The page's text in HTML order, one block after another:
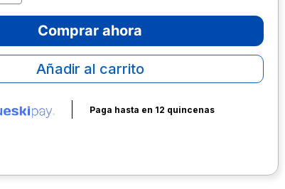
Comprar ahora
Añadir al carrito
Paga hasta en 12 quincenas